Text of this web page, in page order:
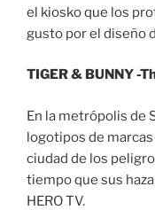
el kiosko que los
gusto por el diseño
TIGER & BUNNY -
En la metrópolis de
logotipos de
ciudad de los
tiempo que sus
HERO TV.